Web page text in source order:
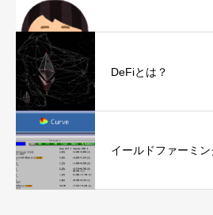
DeFiとは？
イールドファーミ